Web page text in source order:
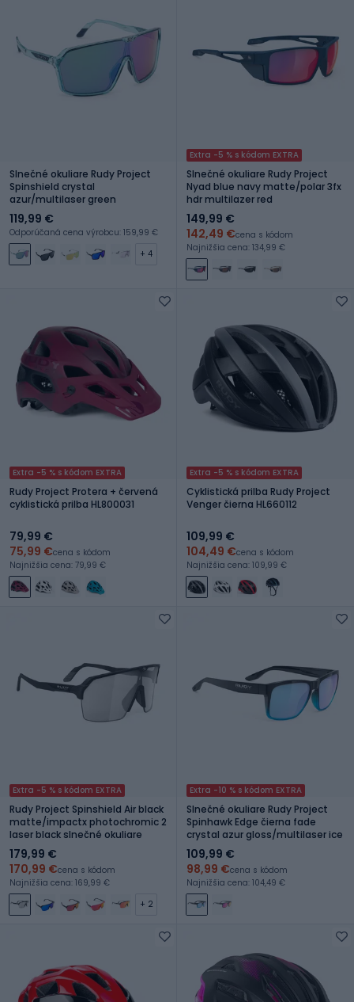
Slnečné okuliare Rudy Project
Spinshield crystal
azur/multilaser green
119,99 €
Odporúčaná cena výrobcu: 159,99 €
+ 4
Extra -5 % s kódom EXTRA
Slnečné okuliare Rudy Project
Nyad blue navy matte/polar 3fx
hdr multilazer red
149,99 €
142,49 €cena s kódom
Najnižšia cena: 134,99 €
Extra -5 % s kódom EXTRA
Rudy Project Protera + červená
cyklistická prilba HL800031
79,99 €
75,99 €cena s kódom
Najnižšia cena: 79,99 €
Extra -5 % s kódom EXTRA
Cyklistická prilba Rudy Project
Venger čierna HL660112
109,99 €
104,49 €cena s kódom
Najnižšia cena: 109,99 €
Extra -5 % s kódom EXTRA
Rudy Project Spinshield Air black
matte/impactx photochromic 2
laser black slnečné okuliare
179,99 €
170,99 €cena s kódom
Najnižšia cena: 169,99 €
+ 2
Extra -10 % s kódom EXTRA
Slnečné okuliare Rudy Project
Spinhawk Edge čierna fade
crystal azur gloss/multilaser ice
109,99 €
98,99 €cena s kódom
Najnižšia cena: 104,49 €